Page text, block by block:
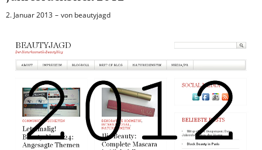
2. Januar 2013 von beautyjagd